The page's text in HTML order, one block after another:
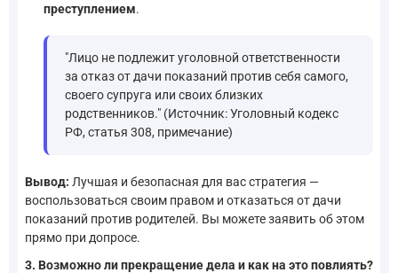
преступлением.
"Лицо не подлежит уголовной ответственности
за отказ от дачи показаний против себя самого,
своего супруга или своих близких
родственников." (Источник: Уголовный кодекс
РФ, статья 308, примечание)
Вывод: Лучшая и безопасная для вас стратегия —
воспользоваться своим правом и отказаться от дачи
показаний против родителей. Вы можете заявить об этом
прямо при допросе.
3. Возможно ли прекращение дела и как на это повлиять?